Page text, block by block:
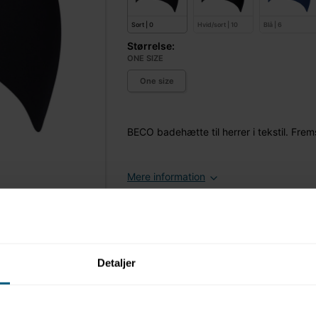
Detaljer
Sort | 0 Hvid/sort | 10 Blå | 6
Størrelse:
ONE SIZE
One size
BECO badehætte til herrer i tekstil.
Mere information